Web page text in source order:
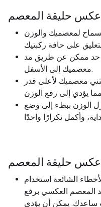
عكس حليقة المعصم
لمعصميك والوزن
حد ممكن عن طريق مد
معصميك إلى الأسفل.
معصميك لأعلى قدر
الوزن ببطء إلى وضع
عكس حليقة المعصم
الشائعة استخدام
المعصم العكسي برفع
ساعدك. يمكن أن يؤدي